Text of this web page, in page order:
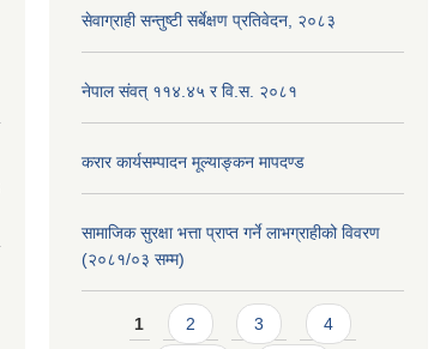
सेवाग्राही सन्तुष्टी सर्बेक्षण प्रतिवेदन, २०८३
नेपाल संवत् ११४.४५ र वि.स. २०८१
करार कार्यसम्पादन मूल्याङ्कन मापदण्ड
सामाजिक सुरक्षा भत्ता प्राप्त गर्ने लाभग्राहीको विवरण
(२०८१/०३ सम्म)
Pages
1 2 3 4